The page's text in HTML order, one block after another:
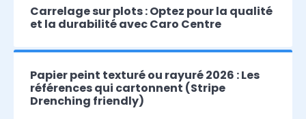
Carrelage sur plots : Optez pour la qualité
et la durabilité avec Caro Centre
Papier peint texturé ou rayuré 2026 : Les
références qui cartonnent (Stripe
Drenching friendly)